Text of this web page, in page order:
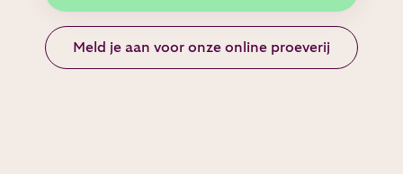
Meld je aan voor onze online proeverij